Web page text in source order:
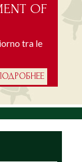
OF
tra le